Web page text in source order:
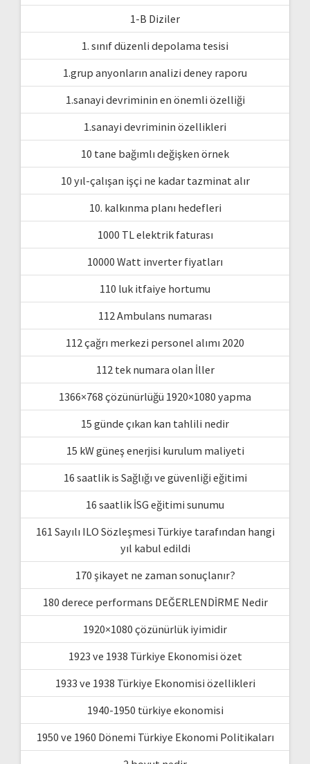
1-B Diziler
1. sınıf düzenli depolama tesisi
1.grup anyonların analizi deney raporu
1.sanayi devriminin en önemli özelliği
1.sanayi devriminin özellikleri
10 tane bağımlı değişken örnek
10 yıl-çalışan işçi ne kadar tazminat alır
10. kalkınma planı hedefleri
1000 TL elektrik faturası
10000 Watt inverter fiyatları
110 luk itfaiye hortumu
112 Ambulans numarası
112 çağrı merkezi personel alımı 2020
112 tek numara olan İller
1366×768 çözünürlüğü 1920×1080 yapma
15 günde çıkan kan tahlili nedir
15 kW güneş enerjisi kurulum maliyeti
16 saatlik is Sağlığı ve güvenliği eğitimi
16 saatlik İSG eğitimi sunumu
161 Sayılı ILO Sözleşmesi Türkiye tarafından hangi
yıl kabul edildi
170 şikayet ne zaman sonuçlanır?
180 derece performans DEĞERLENDİRME Nedir
1920×1080 çözünürlük iyimidir
1923 ve 1938 Türkiye Ekonomisi özet
1933 ve 1938 Türkiye Ekonomisi özellikleri
1940-1950 türkiye ekonomisi
1950 ve 1960 Dönemi Türkiye Ekonomi Politikaları